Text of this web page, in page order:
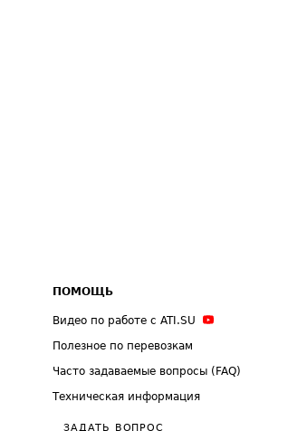
ПОМОЩЬ
Видео по работе с ATI.SU
Полезное по перевозкам
Часто задаваемые вопросы (FAQ)
Техническая информация
ЗАДАТЬ ВОПРОС